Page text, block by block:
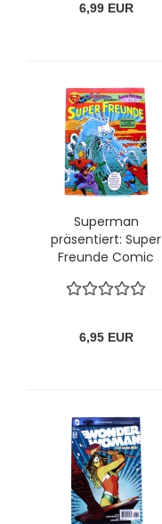
6,99 EUR
Superman
präsentiert: Super
Freunde Comic
Gefangen in der
6,95 EUR